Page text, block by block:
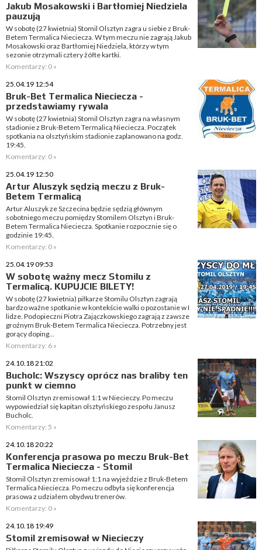
Jakub Mosakowski i Bartłomiej Niedziela
pauzują
W sobotę (27 kwietnia) Stomil Olsztyn zagra u siebie z Bruk-
Betem Termalica Nieciecza. W tym meczu nie zagrają Jakub
Mosakowski oraz Bartłomiej Niedziela, którzy w tym
sezonie otrzymali cztery żółte kartki.
Komentarzy: 0 »
25.04.19 12:54
Bruk-Bet Termalica Nieciecza -
przedstawiamy rywala
W sobotę (27 kwietnia) Stomil Olsztyn zagra na własnym
stadionie z Bruk-Betem Termalicą Nieciecza. Początek
spotkania na olsztyńskim stadionie zaplanowano na godz.
19:45.
Komentarzy: 0 »
25.04.19 12:50
Artur Aluszyk sędzią meczu z Bruk-
Betem Termalicą
Artur Aluszyk ze Szczecina będzie sędzią głównym
sobotniego meczu pomiędzy Stomilem Olsztyn i Bruk-
Betem Termalica Nieciecza. Spotkanie rozpocznie się o
godzinie 19:45.
Komentarzy: 0 »
25.04.19 09:53
W sobotę ważny mecz Stomilu z
Termalicą. KUPUJCIE BILETY!
W sobotę (27 kwietnia) piłkarze Stomilu Olsztyn zagrają
bardzo ważne spotkanie w kontekście walki o pozostanie w I
lidze. Podopieczni Piotra Zajączkowskiego zagrają z zawsze
groźnym Bruk-Betem Termalica Nieciecza. Potrzebny jest
gorący doping...
Komentarzy: 6 »
24.10.18 21:02
Bucholc: Wszyscy oprócz nas braliby ten
punkt w ciemno
Stomil Olsztyn zremisował 1:1 w Niecieczy. Po meczu
wypowiedział się kapitan olsztyńskiego zespołu Janusz
Bucholc.
Komentarzy: 5 »
24.10.18 20:22
Konferencja prasowa po meczu Bruk-Bet
Termalica Nieciecza - Stomil
Stomil Olsztyn zremisował 1:1 na wyjeździe z Bruk-Betem
Termalica Nieciecza. Po meczu odbyła się konferencja
prasowa z udziałem obydwu trenerów.
Komentarzy: 0 »
24.10.18 19:49
Stomil zremisował w Niecieczy